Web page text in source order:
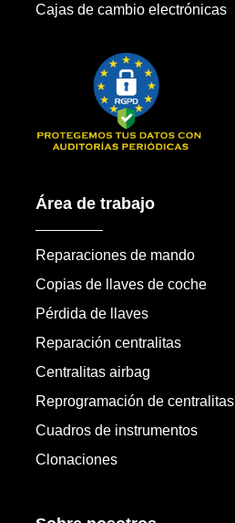
Cajas de cambio electrónicas
Área de trabajo
Reparaciones de mando
Copias de llaves de coche
Pérdida de llaves
Reparación centralitas
Centralitas airbag
Reprogramación de centralitas
Cuadros de instrumentos
Clonaciones